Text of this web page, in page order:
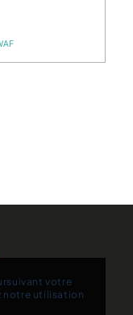
votre
notre utilisation